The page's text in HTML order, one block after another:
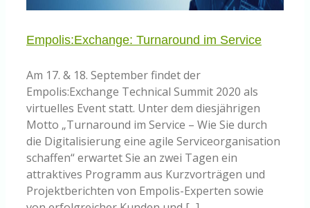
Empolis:Exchange: Turnaround im Service
Am 17. & 18. September findet der
Empolis:Exchange Technical Summit 2020 als
virtuelles Event statt. Unter dem diesjährigen
Motto „Turnaround im Service – Wie Sie durch
die Digitalisierung eine agile Serviceorganisation
schaffen“ erwartet Sie an zwei Tagen ein
attraktives Programm aus Kurzvorträgen und
Projektberichten von Empolis-Experten sowie